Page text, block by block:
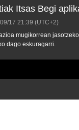
Itsas Begi
17 21:39 (UTC+2)
mugikorrean
dago eskuragarri.